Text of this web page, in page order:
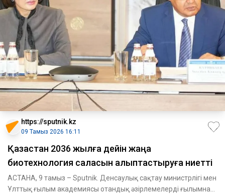
https://sputnik.kz
09 Тамыз 2026 16:11
Қазақстан 2036 жылға дейін жаңа
биотехнология саласын қалыптастыруға ниетті
АСТАНА, 9 тамыз – Sputnik. Денсаулық сақтау министрлігі мен
Ұлттық ғылым академиясы отандық әзірлемелерді ғылымнан